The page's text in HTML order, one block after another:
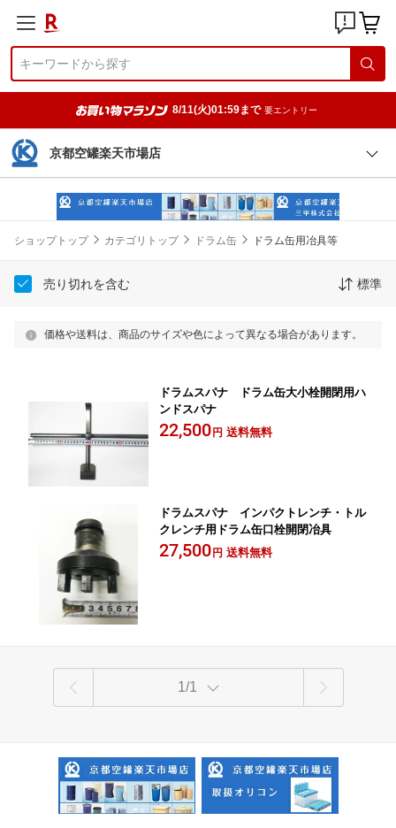
8/11(火)01:59まで 要エントリー
京都空罐楽天市場店
ショップトップ カテゴリトップ ドラム缶 ドラム缶用冶具等
売り切れを含む 標準
価格や送料は、商品のサイズや色によって異なる場合があります。
ドラムスパナ ドラム缶大小栓開閉用ハ
ンドスパナ
22,500 円 送料無料
ドラムスパナ インパクトレンチ・トル
クレンチ用ドラム缶口栓開閉冶具
27,500 円 送料無料
1/1